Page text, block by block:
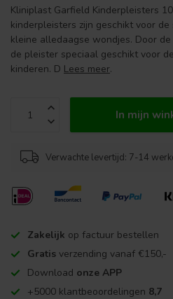
Kliniplast Garfield Kinderpleisters
kinderpleisters zijn geschikt voor
kleine alledaagse wondjes. Door
de pleister speciaal geschikt voor
kinderen. D Lees meer.
In mijn
Verwachte levertijd: 7-14
Zakelijk op factuur bestellen
Gratis verzending vanaf €150,-
Download onze APP
+5000 klantbeoordelingen 8,7